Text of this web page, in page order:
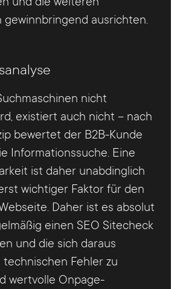
gewinnbringend ausrichten.
nicht
existiert auch nicht – nach
bewertet der B2B-Kunde
Informationssuche. Eine
ist daher unabdinglich
wichtiger Faktor für den
Daher ist es absolut
einen SEO Sitecheck
und die sich daraus
Fehler zu
wertvolle Onpage-